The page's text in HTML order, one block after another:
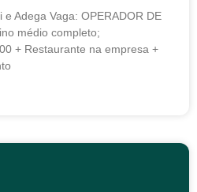
Adega Vaga: OPERADOR DE
médio completo;
+ Restaurante na empresa +